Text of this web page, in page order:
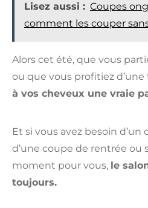
Lisez aussi : Coupes
comment les couper
Alors cet été, que vous
ou que vous profitiez d’une
à vos cheveux une vraie
Et si vous avez besoin d’un
d’une coupe de rentrée ou
moment pour vous, le
toujours.